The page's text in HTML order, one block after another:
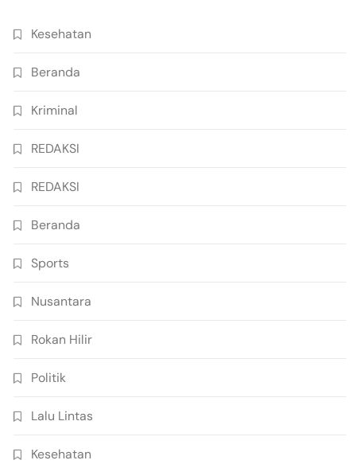
Kesehatan
Beranda
Kriminal
REDAKSI
REDAKSI
Beranda
Sports
Nusantara
Rokan Hilir
Politik
Lalu Lintas
Kesehatan